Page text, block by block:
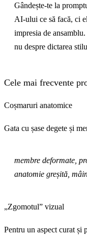
Gândește-te la
AI-ului ce să facă, ci
impresia de
nu despre dictarea
Cele mai frecvente
Coșmaruri anatomice
Gata cu șase degete și
membre deformate,
anatomie greșită,
„Zgomotul” vizual
Pentru un aspect curat și